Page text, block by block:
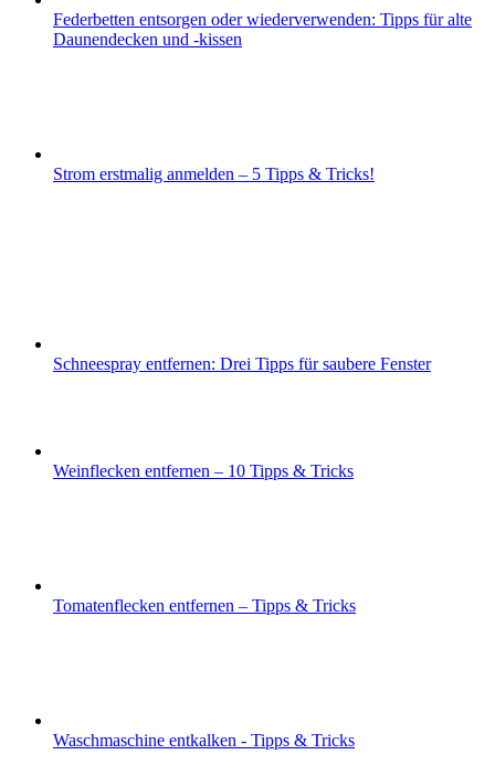
Federbetten entsorgen oder wiederverwenden: Tipps für alte
Daunendecken und -kissen
Strom erstmalig anmelden – 5 Tipps & Tricks!
Schneespray entfernen: Drei Tipps für saubere Fenster
Weinflecken entfernen – 10 Tipps & Tricks
Tomatenflecken entfernen – Tipps & Tricks
Waschmaschine entkalken - Tipps & Tricks